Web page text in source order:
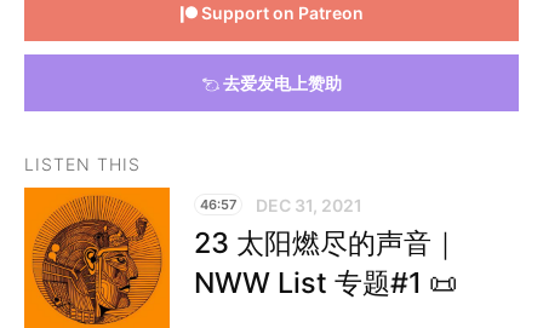
Support on Patreon
去爱发电上赞助
LISTEN THIS
46:57 DEC 31, 2021
23 太阳燃尽的声音｜
NWW List 专题#1 📜